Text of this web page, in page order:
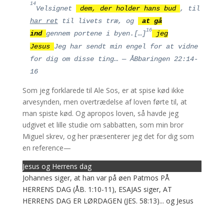
14
Velsignet dem, der holder hans bud , til
har rettil livets træ, og
at gå
ind gennem portene i byen.[…]16
jeg
Jesus Jeg har sendt min engel for at vidne
for dig om disse ting… — ÅBbaringen 22:14-
16
Som jeg forklarede til Ale Sos, er at spise kød ikke
arvesynden, men overtrædelse af loven førte til, at
man spiste kød. Og apropos loven, så havde jeg
udgivet et lille studie om sabbatten, som min bror
Miguel skrev, og her præsenterer jeg det for dig som
en reference—
Jesus og Herrens dag
Johannes siger, at han var på øen Patmos PÅ
HERRENS DAG (ÅB. 1:10-11), ESAJAS siger, AT
HERRENS DAG ER LØRDAGEN (JES. 58:13)... og Jesus